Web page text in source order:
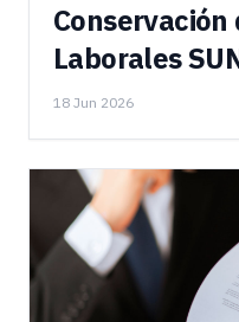
Laborales
18 Jun 2026